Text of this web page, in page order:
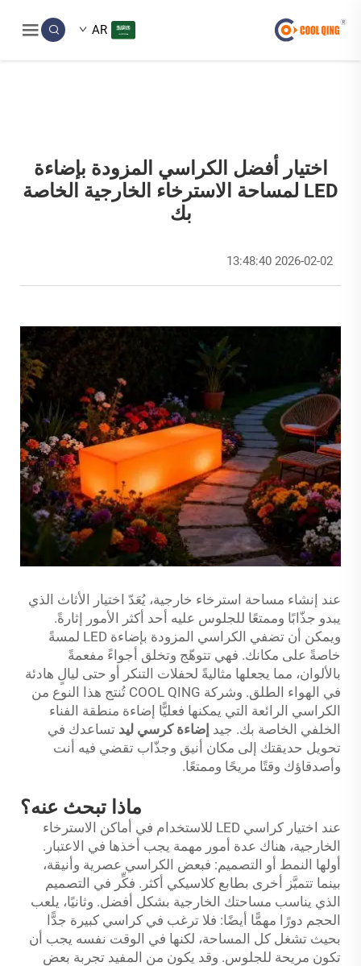
AR
اختيار أفضل الكراسي المزودة بإضاءة
LED لمساحة الاسترخاء الخارجية الخاصة
بك
2026-02-02 13:48:40
عند إنشاء مساحة استرخاء خارجية، يُعَدّ اختيار الأثاث الذي
يبدو جذّابًا وممتعًا للجلوس عليه أحد أكثر الأمور إثارةً.
ويمكن أن تضفي الكراسي المزودة بإضاءة LED لمسةً
خاصةً على مكانك. فهي تتوهّج وتخلق أجواءً مفعمةً
بالألوان، مما يجعلها مثاليةً لحفلات التنكر أو حتى ليالٍ هادئة
في الهواء الطلق. وشركة COOL QING تُنتج هذا النوع من
الكراسي الرائعة التي يمكنها فعليًّا إضاءة منطقة الفناء
الخلفي الخاصة بك. جيد إضاءة كرسي ليد تساعدك في
تحويل حديقتك إلى مكان أنيق وجذّاب تقضي فيه أنت
وأصدقاؤك وقتًا مريحًا وممتعًا.
ماذا تبحث عنه؟
عند اختيار كراسي LED للاستخدام في أماكن الاسترخاء
الخارجية، هناك عدة أمور مهمة يجب أخذها في الاعتبار.
أولها النمط أو التصميم: فبعض الكراسي عصرية وأنيقة،
بينما تتميَّز أخرى بطابع كلاسيكي أكثر. فكِّر في التصميم
الذي يناسب مساحتك الخارجية بشكل أفضل. وثانيًا، يلعب
الحجم دورًا مهمًّا أيضًا: فلا ترغب في كراسي كبيرة جدًّا
بحيث تشغل كل المساحة، لكنها في الوقت نفسه يجب أن
تكون مريحة للجلوس. وقد يكون من المفيد تجربة بعض